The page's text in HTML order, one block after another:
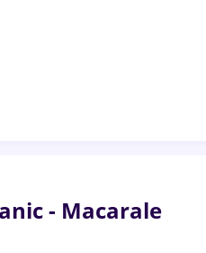
- Macarale